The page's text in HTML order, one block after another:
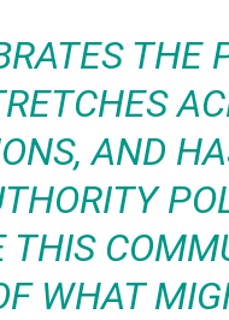
THE
AND
THIS
WHAT